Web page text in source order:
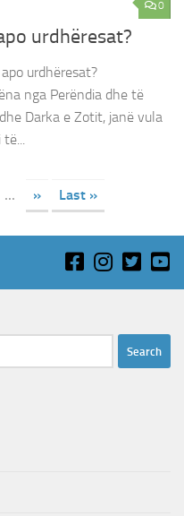
0
urdhëresat?
urdhëresat?
nga Perëndia dhe të
Darka e Zotit, janë vula
... » Last »